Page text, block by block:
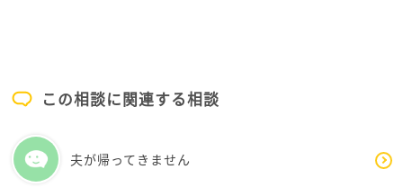
この相談に関連する相談
夫が帰ってきません